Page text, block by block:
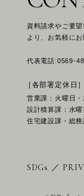
資料請求やご要
より、お気軽に
代表電話:0569-
［各部署定休日］
営業課：火曜日・
設計積算課：水曜
住宅建設課・総
SDGs ／